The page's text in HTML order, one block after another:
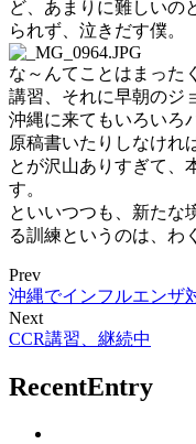
ど、あまりに難しいの
られず、泣きだす僕。
な～んてことはまった
講習、それに早朝のジ
沖縄に来てもいろいろ
原稿書いたりしなけれ
とが沢山ありすぎて、
す。
といいつつも、新たな
る訓練というのは、わ
Prev
沖縄でインフルエンザ
Next
CCR講習、継続中
RecentEntry